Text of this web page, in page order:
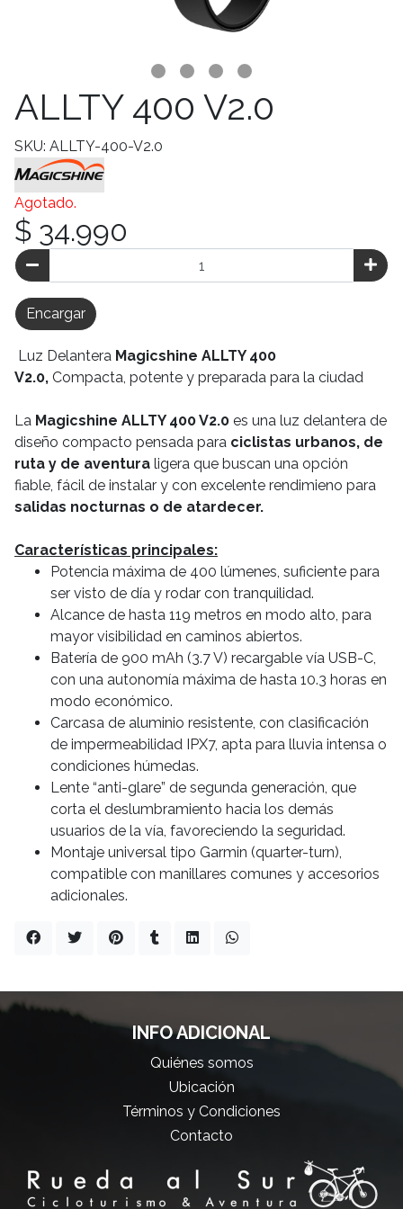
ALLTY 400 V2.0
SKU: ALLTY-400-V2.0
Agotado.
$ 34.990
Encargar
Luz Delantera Magicshine ALLTY 400
V2.0, Compacta, potente y preparada para la ciudad
La Magicshine ALLTY 400 V2.0 es una luz delantera de
diseño compacto pensada para ciclistas urbanos, de
ruta y de aventura ligera que buscan una opción
fiable, fácil de instalar y con excelente rendimieno para
salidas nocturnas o de atardecer.
Características principales:
Potencia máxima de 400 lúmenes, suficiente para
ser visto de día y rodar con tranquilidad.
Alcance de hasta 119 metros en modo alto, para
mayor visibilidad en caminos abiertos.
Batería de 900 mAh (3.7 V) recargable vía USB-C,
con una autonomía máxima de hasta 10.3 horas en
modo económico.
Carcasa de aluminio resistente, con clasificación
de impermeabilidad IPX7, apta para lluvia intensa o
condiciones húmedas.
Lente “anti-glare” de segunda generación, que
corta el deslumbramiento hacia los demás
usuarios de la vía, favoreciendo la seguridad.
Montaje universal tipo ‎Garmin (quarter-turn),
compatible con manillares comunes y accesorios
adicionales.
INFO ADICIONAL
Quiénes somos
Ubicación
Términos y Condiciones
Contacto